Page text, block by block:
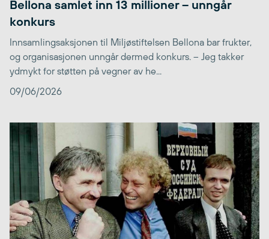
Bellona samlet inn 13 millioner – unngår
konkurs
Innsamlingsaksjonen til Miljøstiftelsen Bellona bar frukter,
og organisasjonen unngår dermed konkurs. – Jeg takker
ydmykt for støtten på vegner av he...
09/06/2026